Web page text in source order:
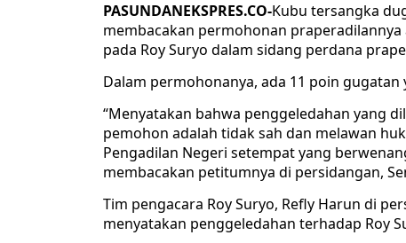
PASUNDANEKSPRES.CO-Kubu tersangka
membacakan permohonan
pada Roy Suryo dalam sidang perdana
Dalam permohonanya, ada 11 poin
“Menyatakan bahwa penggeledahan yang
pemohon adalah tidak sah dan melawan
Pengadilan Negeri setempat yang
membacakan petitumnya di persidangan,
Tim pengacara Roy Suryo, Refly Harun di
menyatakan penggeledahan terhadap Roy